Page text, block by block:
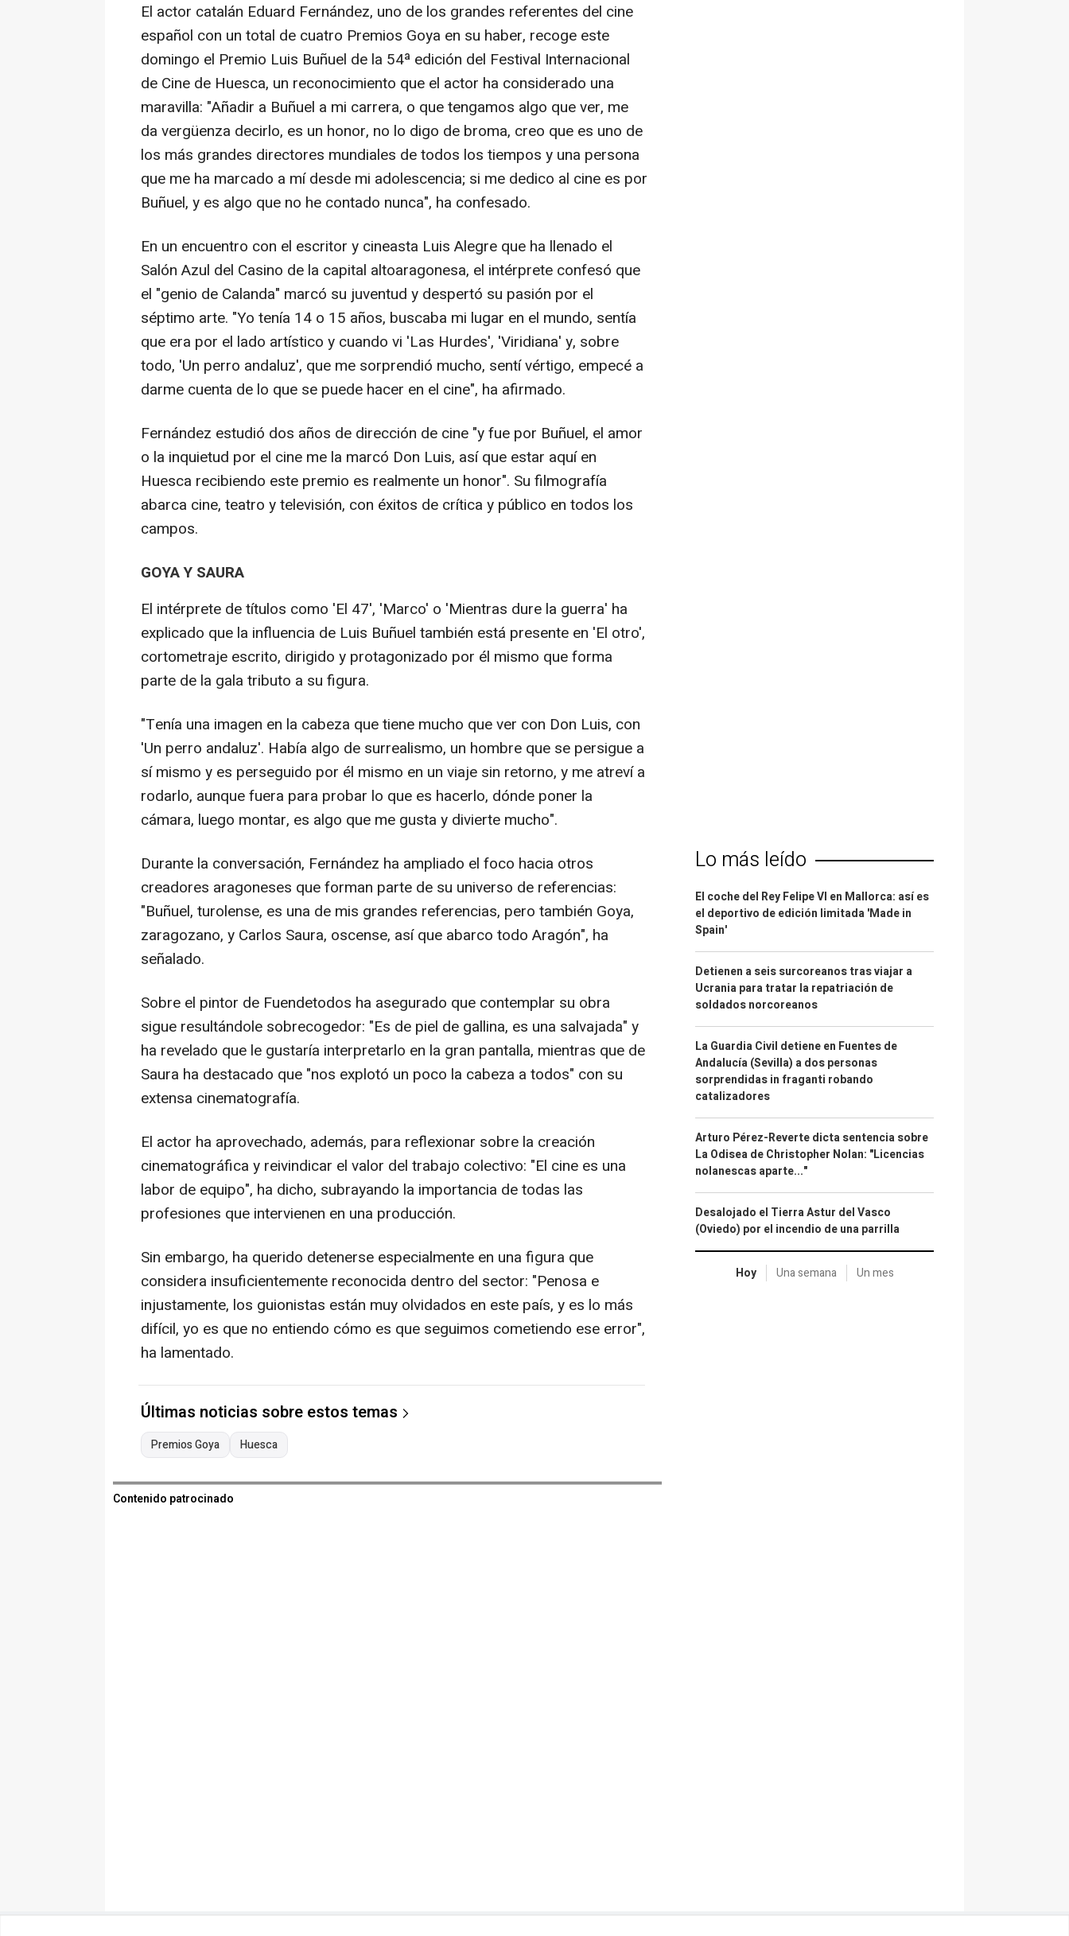
El actor catalán Eduard Fernández, uno de los grandes referentes del cine
español con un total de cuatro Premios Goya en su haber, recoge este
domingo el Premio Luis Buñuel de la 54ª edición del Festival Internacional
de Cine de Huesca, un reconocimiento que el actor ha considerado una
maravilla: "Añadir a Buñuel a mi carrera, o que tengamos algo que ver, me
da vergüenza decirlo, es un honor, no lo digo de broma, creo que es uno de
los más grandes directores mundiales de todos los tiempos y una persona
que me ha marcado a mí desde mi adolescencia; si me dedico al cine es por
Buñuel, y es algo que no he contado nunca", ha confesado.
En un encuentro con el escritor y cineasta Luis Alegre que ha llenado el
Salón Azul del Casino de la capital altoaragonesa, el intérprete confesó que
el "genio de Calanda" marcó su juventud y despertó su pasión por el
séptimo arte. "Yo tenía 14 o 15 años, buscaba mi lugar en el mundo, sentía
que era por el lado artístico y cuando vi 'Las Hurdes', 'Viridiana' y, sobre
todo, 'Un perro andaluz', que me sorprendió mucho, sentí vértigo, empecé a
darme cuenta de lo que se puede hacer en el cine", ha afirmado.
Fernández estudió dos años de dirección de cine "y fue por Buñuel, el amor
o la inquietud por el cine me la marcó Don Luis, así que estar aquí en
Huesca recibiendo este premio es realmente un honor". Su filmografía
abarca cine, teatro y televisión, con éxitos de crítica y público en todos los
campos.
GOYA Y SAURA
El intérprete de títulos como 'El 47', 'Marco' o 'Mientras dure la guerra' ha
explicado que la influencia de Luis Buñuel también está presente en 'El otro',
cortometraje escrito, dirigido y protagonizado por él mismo que forma
parte de la gala tributo a su figura.
"Tenía una imagen en la cabeza que tiene mucho que ver con Don Luis, con
'Un perro andaluz'. Había algo de surrealismo, un hombre que se persigue a
sí mismo y es perseguido por él mismo en un viaje sin retorno, y me atreví a
rodarlo, aunque fuera para probar lo que es hacerlo, dónde poner la
cámara, luego montar, es algo que me gusta y divierte mucho".
Durante la conversación, Fernández ha ampliado el foco hacia otros
creadores aragoneses que forman parte de su universo de referencias:
"Buñuel, turolense, es una de mis grandes referencias, pero también Goya,
zaragozano, y Carlos Saura, oscense, así que abarco todo Aragón", ha
señalado.
Sobre el pintor de Fuendetodos ha asegurado que contemplar su obra
sigue resultándole sobrecogedor: "Es de piel de gallina, es una salvajada" y
ha revelado que le gustaría interpretarlo en la gran pantalla, mientras que de
Saura ha destacado que "nos explotó un poco la cabeza a todos" con su
extensa cinematografía.
El actor ha aprovechado, además, para reflexionar sobre la creación
cinematográfica y reivindicar el valor del trabajo colectivo: "El cine es una
labor de equipo", ha dicho, subrayando la importancia de todas las
profesiones que intervienen en una producción.
Sin embargo, ha querido detenerse especialmente en una figura que
considera insuficientemente reconocida dentro del sector: "Penosa e
injustamente, los guionistas están muy olvidados en este país, y es lo más
difícil, yo es que no entiendo cómo es que seguimos cometiendo ese error",
ha lamentado.
Últimas noticias sobre estos temas
Premios Goya Huesca
Contenido patrocinado
Lo más leído
El coche del Rey Felipe VI en Mallorca: así es
el deportivo de edición limitada 'Made in
Spain'
Detienen a seis surcoreanos tras viajar a
Ucrania para tratar la repatriación de
soldados norcoreanos
La Guardia Civil detiene en Fuentes de
Andalucía (Sevilla) a dos personas
sorprendidas in fraganti robando
catalizadores
Arturo Pérez-Reverte dicta sentencia sobre
La Odisea de Christopher Nolan: "Licencias
nolanescas aparte..."
Desalojado el Tierra Astur del Vasco
(Oviedo) por el incendio de una parrilla
Hoy Una semana Un mes